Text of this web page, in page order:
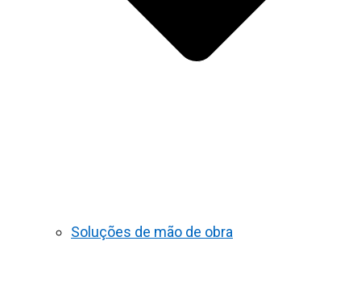
Soluções de mão de obra